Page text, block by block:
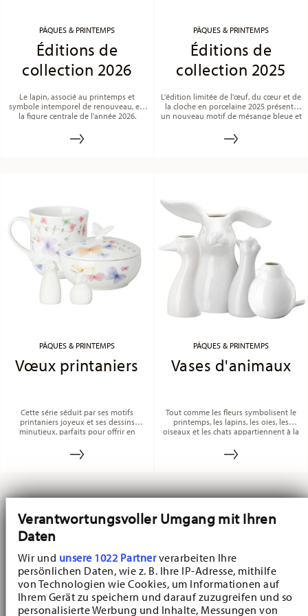
Verantwortungsvoller Umgang mit Ihren
Daten
Wir und unsere 1022 Partnerverarbeiten Ihre
persönlichen Daten, wie z. B. Ihre IP-Adresse, mithilfe
von Technologien wie Cookies, um Informationen auf
Ihrem Gerät zu speichern und darauf zuzugreifen und so
personalisierte Werbung und Inhalte, Messungen von
PÂQUES & PRINTEMPS
Éditions de
collection 2026
Le lapin, associé au printemps et
symbole intemporel de renouveau, est
la figure centrale de l'année 2026.
PÂQUES & PRINTEMPS
Éditions de
collection 2025
L'édition limitée de l'œuf, du cœur et de
la cloche en porcelaine 2025 présente
un nouveau motif de mésange bleue et
PÂQUES & PRINTEMPS
Vœux printaniers
Cette série séduit par ses motifs
printaniers joyeux et ses dessins
minutieux, parfaits pour offrir en
PÂQUES & PRINTEMPS
Vases d'animaux
Tout comme les fleurs symbolisent le
printemps, les lapins, les oies, les
oiseaux et les chats appartiennent à la